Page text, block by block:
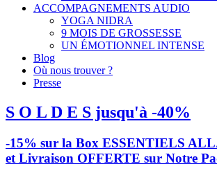
ACCOMPAGNEMENTS AUDIO
YOGA NIDRA
9 MOIS DE GROSSESSE
UN ÉMOTIONNEL INTENSE
Blog
Où nous trouver ?
Presse
S O L D E S jusqu'à -40%
-15% sur la Box ESSENTIELS
et Livraison OFFERTE sur Notre